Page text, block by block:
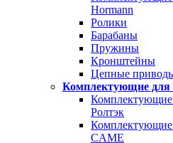
Hormann
Ролики
Барабаны
Пружины
Кронштейны
Цепные
Комплектующие для
Комплектующие
Ролтэк
Комплектующие
CAME